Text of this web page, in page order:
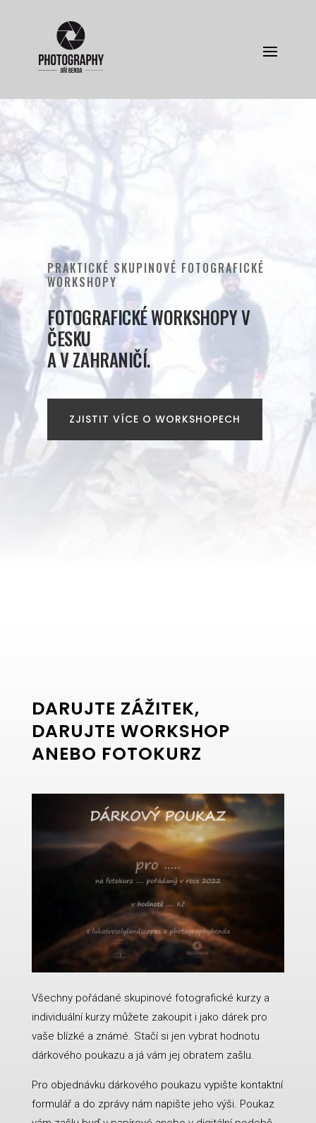
PRAKTICKÉ SKUPINOVÉ FOTOGRAFICKÉ
WORKSHOPY
FOTOGRAFICKÉ WORKSHOPY V
ČESKU
A V ZAHRANIČÍ.
ZJISTIT VÍCE O WORKSHOPECH
DARUJTE ZÁŽITEK,
DARUJTE WORKSHOP
ANEBO FOTOKURZ
Všechny pořádané skupinové fotografické kurzy a
individuální kurzy můžete zakoupit i jako dárek pro
vaše blízké a známé. Stačí si jen vybrat hodnotu
dárkového poukazu a já vám jej obratem zašlu.
Pro objednávku dárkového poukazu vypište kontaktní
formulář a do zprávy nám napište jeho výši. Poukaz